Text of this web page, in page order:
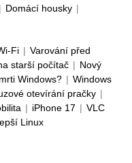
| Domácí housky |
Fi | Varování před
starší počítač | Nový
Windows? | Windows
otevírání pračky |
| iPhone 17 | VLC
Linux